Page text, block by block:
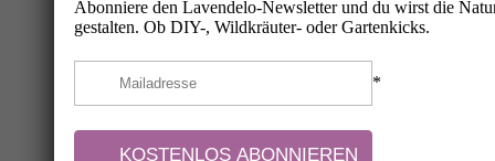
Abonniere den Lavendelo-Newsletter und du wirst die
gestalten. Ob DIY-, Wildkräuter- oder Gartenkicks.
*